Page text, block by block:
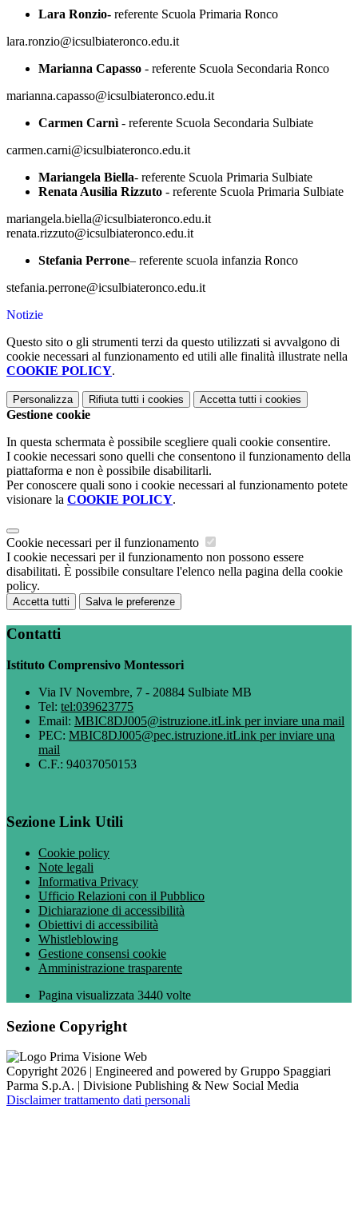
Lara Ronzio- referente Scuola Primaria Ronco
lara.ronzio@icsulbiateronco.edu.it
Marianna Capasso - referente Scuola Secondaria Ronco
marianna.capasso@icsulbiateronco.edu.it
Carmen Carnì - referente Scuola Secondaria Sulbiate
carmen.carni@icsulbiateronco.edu.it
Mariangela Biella- referente Scuola Primaria Sulbiate
Renata Ausilia Rizzuto - referente Scuola Primaria Sulbiate
mariangela.biella@icsulbiateronco.edu.it
renata.rizzuto@icsulbiateronco.edu.it
Stefania Perrone– referente scuola infanzia Ronco
stefania.perrone@icsulbiateronco.edu.it
Notizie
Questo sito o gli strumenti terzi da questo utilizzati si avvalgono di
cookie necessari al funzionamento ed utili alle finalità illustrate nella
COOKIE POLICY.
Personalizza Rifiuta tutti i cookies Accetta tutti i cookies
Gestione cookie
In questa schermata è possibile scegliere quali cookie consentire.
I cookie necessari sono quelli che consentono il funzionamento della
piattaforma e non è possibile disabilitarli.
Per conoscere quali sono i cookie necessari al funzionamento potete
visionare la COOKIE POLICY.
Cookie necessari per il funzionamento
I cookie necessari per il funzionamento non possono essere
disabilitati. È possibile consultare l'elenco nella pagina della cookie
policy.
Accetta tutti Salva le preferenze
Contatti
Istituto Comprensivo Montessori
Via IV Novembre, 7 - 20884 Sulbiate MB
Tel: tel:039623775
Email: MBIC8DJ005@istruzione.itLink per inviare una mail
PEC: MBIC8DJ005@pec.istruzione.itLink per inviare una
mail
C.F.: 94037050153
Sezione Link Utili
Cookie policy
Note legali
Informativa Privacy
Ufficio Relazioni con il Pubblico
Dichiarazione di accessibilità
Obiettivi di accessibilità
Whistleblowing
Gestione consensi cookie
Amministrazione trasparente
Pagina visualizzata 3440 volte
Sezione Copyright
Copyright 2026 | Engineered and powered by Gruppo Spaggiari
Parma S.p.A. | Divisione Publishing & New Social Media
Disclaimer trattamento dati personali